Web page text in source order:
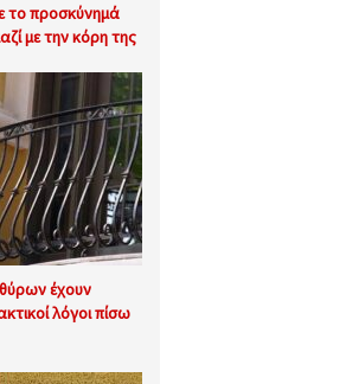
το προσκύνημά
με την κόρη της
έχουν
λόγοι πίσω